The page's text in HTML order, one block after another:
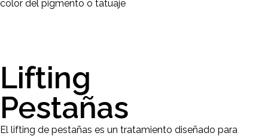
color del pigmento o tatuaje
Lifting
Pestañas
El lifting de pestañas es un tratamiento diseñado para